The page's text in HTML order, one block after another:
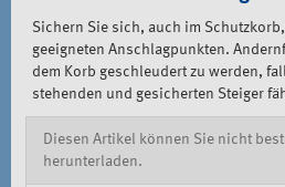
Sichern Sie sich, auch im
geeigneten Anschlagpunkten.
dem Korb geschleudert zu werden,
stehenden und gesicherten Steiger
Diesen Artikel können Sie nicht
herunterladen.